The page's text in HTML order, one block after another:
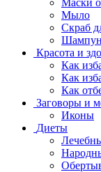
Маски
Мыло
Скраб
Красота и
Как
Как
Как
Заговоры и
Иконы
Диеты